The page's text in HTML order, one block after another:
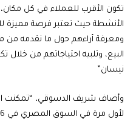
تكون الأقرب للعملاء في كل
الأنشطة حيث تعتبر فرصة مميزة
ومعرفة أراءهم حول ما نقدمه من
نيسان”
وأضاف شريف الدسوقي، “تمكنت